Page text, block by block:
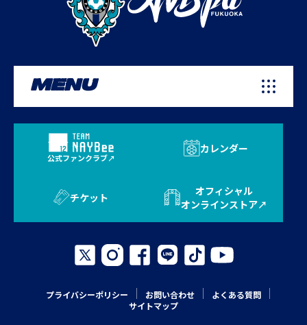
MENU
公式ファンクラブ
カレンダー
チケット
オフィシャル
オンラインストア
プライバシーポリシー お問い合わせ
よくある質問
サイトマップ